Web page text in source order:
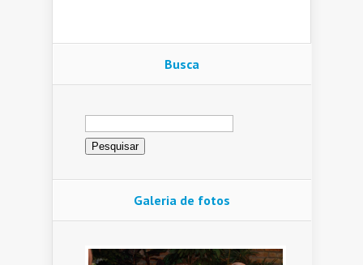
Busca
Pesquisar
por:
Galeria de fotos